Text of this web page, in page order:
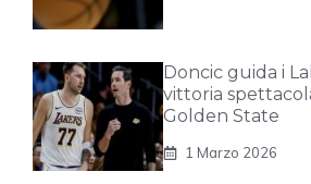
Doncic guida i
vittoria
Golden State
1 Marzo 2026